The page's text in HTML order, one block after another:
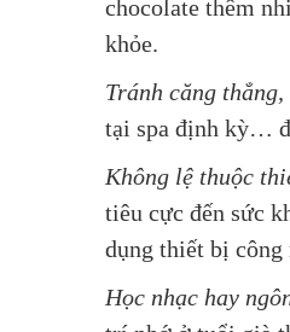
chocolate thêm
khỏe.
Tránh căng thẳng,
tại spa định kỳ…
Không lệ thuộc
tiêu cực đến sức
dụng thiết bị công
Học nhạc hay